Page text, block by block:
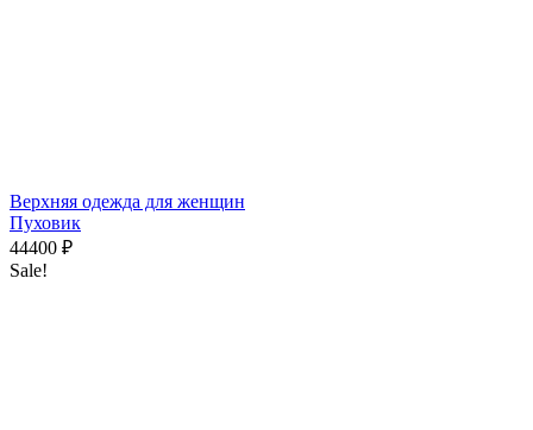
Верхняя одежда для женщин
Пуховик
44400 ₽
Sale!